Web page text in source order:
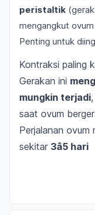
peristaltik
mengangkut
Penting untuk
Kontraksi paling
Gerakan ini
mungkin terjadi
saat ovum
Perjalanan ovum
sekitar 3â5 hari